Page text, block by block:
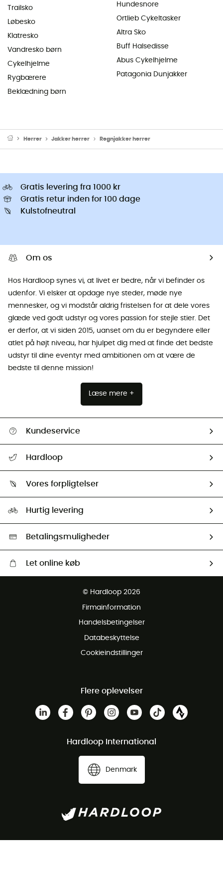
Trailsko
Løbesko
Klatresko
Vandresko børn
Cykelhjelme
Rygbærere
Beklædning børn
Hundesnore
Ortlieb Cykeltasker
Altra Sko
Buff Halsedisse
Abus Cykelhjelme
Patagonia Dunjakker
Herrer Jakker herrer Regnjakker herrer
Gratis levering fra 1000 kr
Gratis retur inden for 100 dage
Kulstofneutral
Om os
Hos Hardloop synes vi, at livet er bedre, når vi befinder os
udenfor. Vi elsker at opdage nye steder, møde nye
mennesker, og vi modstår aldrig fristelsen for at dele vores
glæde ved godt udstyr og vores passion for stejle stier. Det
er derfor, at vi siden 2015, uanset om du er begyndere eller
atlet på højt niveau, har hjulpet dig med at finde det bedste
udstyr til dine eventyr med ambitionen om at være de
bedste til denne mission!
Læse mere +
Kundeservice
Returnering & Tilbagebetaling
Hardloop
Our ambassadors
Vores forpligtelser
Second hand
HardGreen Udvalg
Hurtig levering
Betalingsmuligheder
Let online køb
Gratis retur inden for 100 dage
© Hardloop 2026
Firmainformation
Handelsbetingelser
Databeskyttelse
Cookieindstillinger
Flere oplevelser
Hardloop International
Denmark